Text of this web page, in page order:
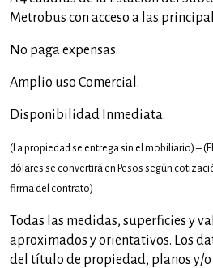
Metrobus con acceso a las
No paga expensas.
Amplio uso Comercial.
Disponibilidad Inmediata.
(La propiedad se entrega sin el mobiliario) –
dólares se convertirá en Pesos según
firma del contrato)
Todas las medidas, superficies y
aproximados y orientativos. Los
del título de propiedad, planos y/